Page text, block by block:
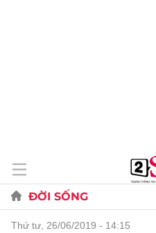
ĐỜI SỐNG
thứ tư, 26/06/2019 - 14:15